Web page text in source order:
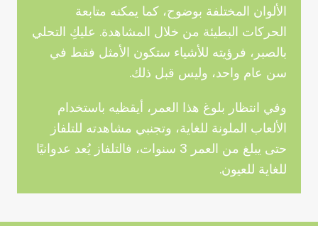
الألوان المختلفة بوضوح، كما يمكنه متابعة
الحركات البطيئة من خلال المشاهدة. عليكِ التحلي
بالصبر، فرؤيته للأشياء ستكون الأمثل فقط في
سن عام واحد، وليس قبل ذلك.
وفي انتظار بلوغ هذا العمر، أيقظيه باستخدام
الألعاب الملونة للغاية، وتجنبي مشاهدته للتلفاز
حتى يبلغ من العمر 3 سنوات، فالتلفاز يُعد عدوانيًا
للغاية للعيون.